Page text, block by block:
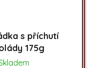
s příchutí
175g